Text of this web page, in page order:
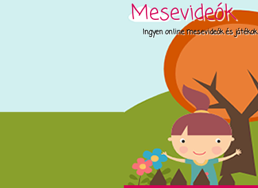
Mesevideók
Ingyen online mesevideók és játékok